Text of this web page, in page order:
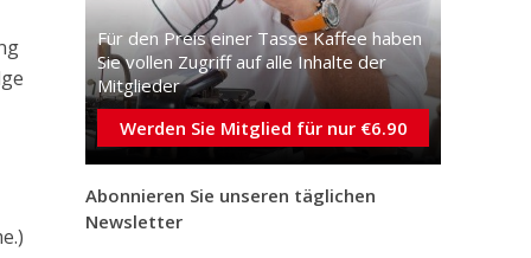
Für den Preis einer Tasse Kaffee haben
Sie vollen Zugriff auf alle Inhalte der
Mitglieder
Werden Sie Mitglied für nur €6.90
Abonnieren Sie unseren täglichen
Newsletter